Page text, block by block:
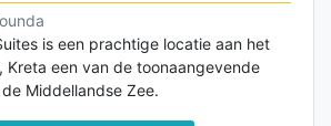
is een prachtige locatie aan het
Kreta een van de toonaangevende
Middellandse Zee.